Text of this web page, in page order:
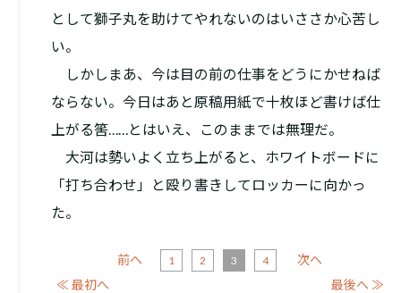
として獅子丸を助けてやれないのはいささか心苦し
い。
しかしまあ、今は目の前の仕事をどうにかせねば
ならない。今日はあと原稿用紙で十枚ほど書けば仕
上がる筈……とはいえ、このままでは無理だ。
大河は勢いよく立ち上がると、ホワイトボードに
「打ち合わせ」と殴り書きしてロッカーに向かっ
た。
≪ 最初へ
前へ 1 2 3 4
次へ
最後へ ≫